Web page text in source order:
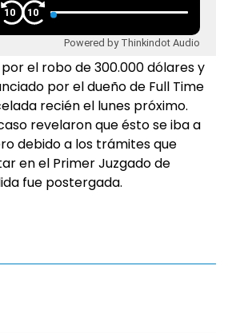
10 10
Powered by Thinkindot Audio
el robo de 300.000 dólares y
por el dueño de Full Time
recién el lunes próximo.
revelaron que ésto se iba a
debido a los trámites que
en el Primer Juzgado de
fue postergada.